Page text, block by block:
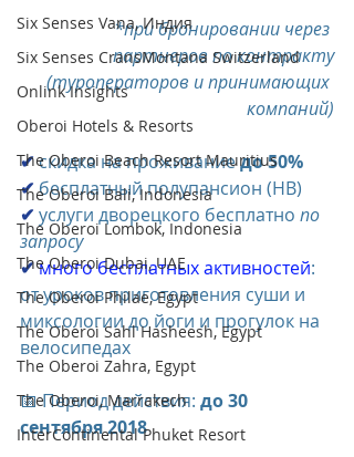
Six Senses Vana, Индия
Six Senses CransMontana Switzerland
Onlink Insights
Oberoi Hotels & Resorts
The Oberoi Beach Resort Mauritius
The Oberoi Bali, Indonesia
The Oberoi Lombok, Indonesia
The Oberoi Dubai, UAE
The Oberoi Philae, Egypt
The Oberoi Sahl Hasheesh, Egypt
The Oberoi Zahra, Egypt
The Oberoi, Marrakech
InterContinental Phuket Resort
*при бронировании через
партнеров по контракту
(туроператоров и принимающих
компаний)
✔ скидка на проживание до 50%
✔ бесплатный полупансион (HB)
✔ услуги дворецкого бесплатно по
запросу
✔ много бесплатных активностей:
от уроков приготовления суши и
миксологии до йоги и прогулок на
велосипедах ​
📅 Период действия: до 30
сентября 2018